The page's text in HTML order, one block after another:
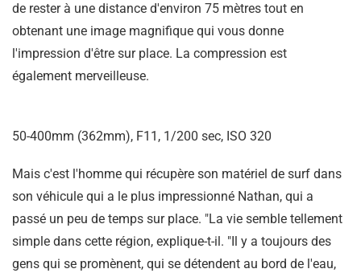
de rester à une distance d'environ 75 mètres tout en
obtenant une image magnifique qui vous donne
l'impression d'être sur place. La compression est
également merveilleuse.
50-400mm (362mm), F11, 1/200 sec, ISO 320
Mais c'est l'homme qui récupère son matériel de surf dans
son véhicule qui a le plus impressionné Nathan, qui a
passé un peu de temps sur place. "La vie semble tellement
simple dans cette région, explique-t-il. "Il y a toujours des
gens qui se promènent, qui se détendent au bord de l'eau,